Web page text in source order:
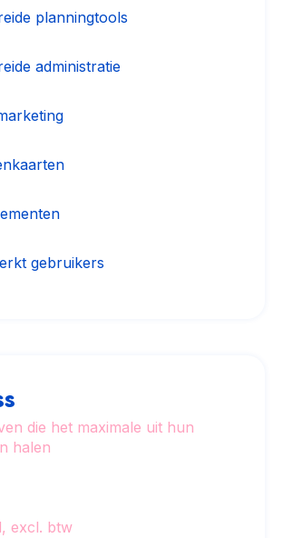
planningtools
administratie
gebruikers
die het maximale uit hun
halen
excl. btw